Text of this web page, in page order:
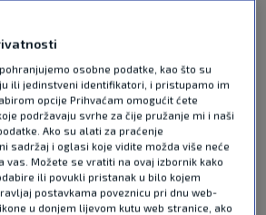
doputovali su u
dom za vrijeme natjecanja
prvenstva, a ondje su ih
navijači. Pročitaj više
pohranjujemo osobne podatke, kao što su
ili jedinstveni identifikatori, i pristupamo im
opcije Prihvaćam omogućit ćete
podržavaju svrhe za čije pružanje mi i naši
Ako su alati za praćenje
sadržaj i oglasi koje vidite možda više neće
vas. Možete se vratiti na ovaj izbornik kako
ili povukli pristanak u bilo kojem
postavkama poveznicu pri dnu web-
u donjem lijevom kutu web stranice, ako